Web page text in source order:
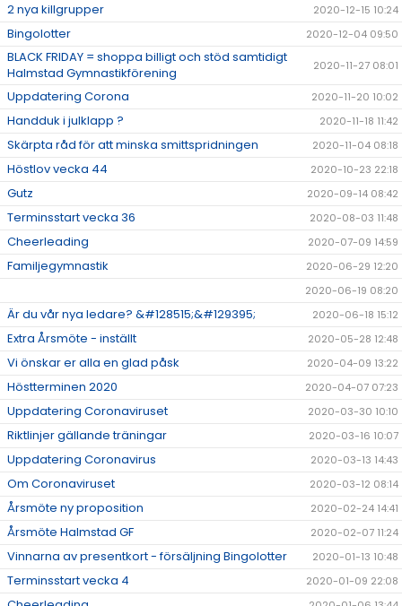
2 nya killgrupper 2020-12-15 10:24
Bingolotter 2020-12-04 09:50
BLACK FRIDAY = shoppa billigt och stöd samtidigt
Halmstad Gymnastikförening
2020-11-27 08:01
Uppdatering Corona 2020-11-20 10:02
Handduk i julklapp ? 2020-11-18 11:42
Skärpta råd för att minska smittspridningen 2020-11-04 08:18
Höstlov vecka 44 2020-10-23 22:18
Gutz 2020-09-14 08:42
Terminsstart vecka 36 2020-08-03 11:48
Cheerleading 2020-07-09 14:59
Familjegymnastik
2020-06-29 12:20
2020-06-19 08:20
Är du vår nya ledare? &#128515;&#129395; 2020-06-18 15:12
Extra Årsmöte - inställt 2020-05-28 12:48
Vi önskar er alla en glad påsk 2020-04-09 13:22
Höstterminen 2020 2020-04-07 07:23
Uppdatering Coronaviruset 2020-03-30 10:10
Riktlinjer gällande träningar 2020-03-16 10:07
Uppdatering Coronavirus 2020-03-13 14:43
Om Coronaviruset 2020-03-12 08:14
Årsmöte ny proposition 2020-02-24 14:41
Årsmöte Halmstad GF 2020-02-07 11:24
Vinnarna av presentkort - försäljning Bingolotter 2020-01-13 10:48
Terminsstart vecka 4 2020-01-09 22:08